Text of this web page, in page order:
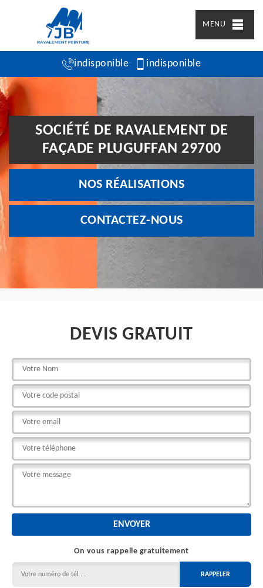
MENU
indisponible indisponible
SOCIÉTÉ DE RAVALEMENT DE
FAÇADE PLUGUFFAN 29700
NOS RÉALISATIONS
CONTACTEZ-NOUS
DEVIS GRATUIT
On vous rappelle gratuitement